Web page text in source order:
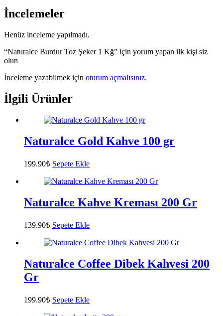
İncelemeler
Henüz inceleme yapılmadı.
“Naturalce Burdur Toz Şeker 1 Kğ” için yorum yapan ilk kişi siz
olun
İnceleme yazabilmek için oturum açmalısınız.
İlgili Ürünler
Naturalce Gold Kahve 100 gr
199.90₺ Sepete Ekle
Naturalce Kahve Kreması 200 Gr
139.90₺ Sepete Ekle
Naturalce Coffee Dibek Kahvesi 200
Gr
199.90₺ Sepete Ekle